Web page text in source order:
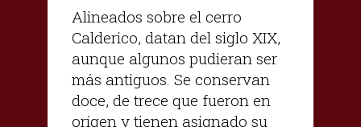
Alineados sobre el cerro
Calderico, datan del siglo XIX,
aunque algunos pudieran ser
más antiguos. Se conservan
doce, de trece que fueron en
orígen y tienen asignado su